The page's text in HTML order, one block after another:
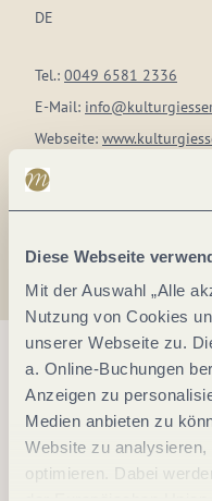
Diese Webseite
Mit der Auswahl „Alle
Nutzung von Cookies
unserer Webseite zu.
a. Online-Buchungen
Anzeigen zu
Medien anbieten zu
Website zu
optimieren. Dabei
DE
Tel.: 0049 6581 2336
E-Mail:
Webseite:
Anreise planen